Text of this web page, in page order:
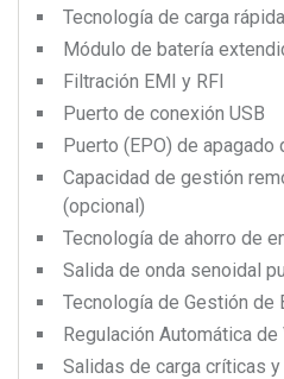
Tecnología de carga rápida
Módulo de batería
Filtración EMI y RFI
Puerto de conexión USB
Puerto (EPO) de apagado
Capacidad de gestión
(opcional)
Tecnología de ahorro de
Salida de onda senoidal
Tecnología de Gestión de
Regulación Automática de
Salidas de carga críticas